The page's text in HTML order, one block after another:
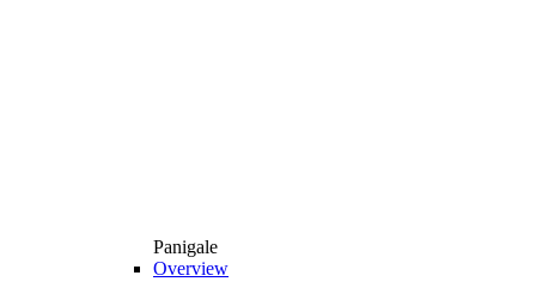
Panigale
Overview